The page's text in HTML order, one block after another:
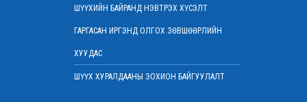
болно
шинжилгээний өгүүлэл хүлээн авч байна
2022 оны 02 сарын 17
ШҮҮХИЙН БАЙРАНД НЭВТРЭХ ХҮСЭЛТ
ГАРГАСАН ИРГЭНД ОЛГОХ ЗӨВШӨӨРЛИЙН
ХУУДАС
ШҮҮХ ХУРАЛДААНЫ ЗОХИОН БАЙГУУЛАЛТ